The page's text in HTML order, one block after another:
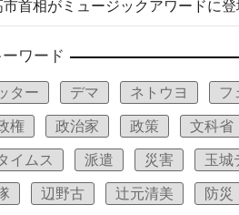
ワード
ター デマ ネトウヨ フ
権 政治家 政策 文科省
イムス 派遣 災害 玉城
辺野古 辻元清美 防災